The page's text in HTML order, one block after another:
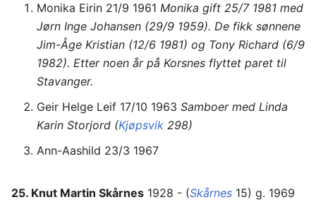
Monika Eirin 21/9 1961 Monika gift 25/7 1981 med
Jørn Inge Johansen (29/9 1959). De fikk sønnene
Jim-Åge Kristian (12/6 1981) og Tony Richard (6/9
1982). Etter noen år på Korsnes flyttet paret til
Stavanger.
Geir Helge Leif 17/10 1963 Samboer med Linda
Karin Storjord (Kjøpsvik 298)
Ann-Aashild 23/3 1967
25. Knut Martin Skårnes 1928 - (Skårnes 15) g. 1969